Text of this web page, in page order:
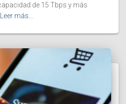
de 15 Tbps y más
Leer más…